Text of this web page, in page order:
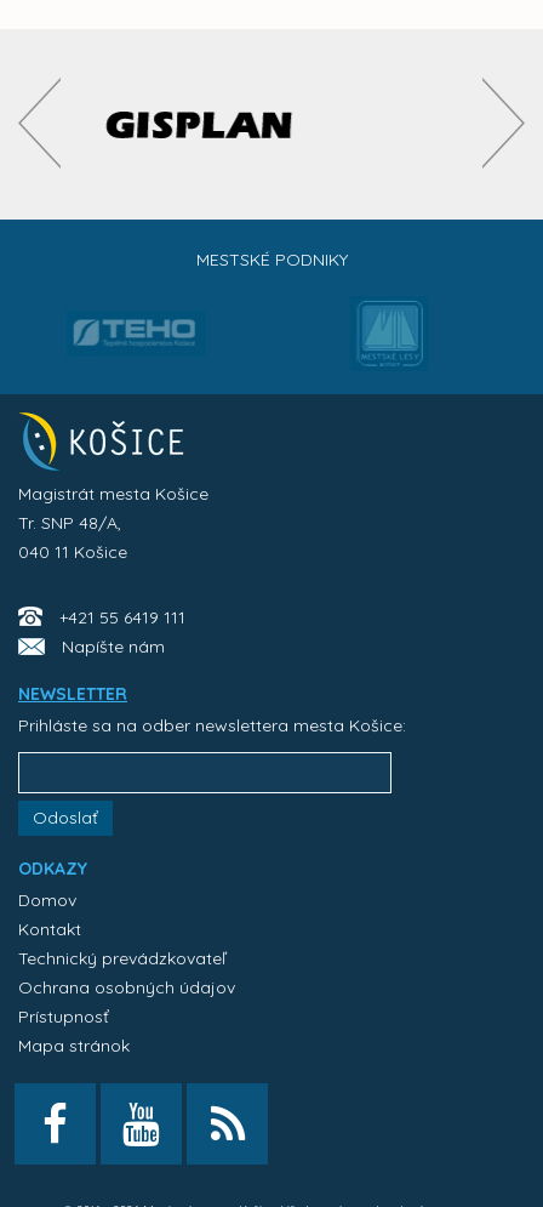
MESTSKÉ PODNIKY
Magistrát mesta Košice
Tr. SNP 48/A,
040 11 Košice
+421 55 6419 111
Napíšte nám
NEWSLETTER
Prihláste sa na odber newslettera mesta Košice:
Odoslať
ODKAZY
Domov
Kontakt
Technický prevádzkovateľ
Ochrana osobných údajov
Prístupnosť
Mapa stránok